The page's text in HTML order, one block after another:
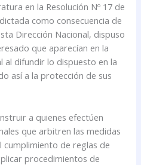
en la Resolución Nº 17 de
como consecuencia de
Dirección Nacional, dispuso
que aparecían en la
al difundir lo dispuesto en la
así a la protección de sus
a quienes efectúen
que arbitren las medidas
cumplimiento de reglas de
procedimientos de